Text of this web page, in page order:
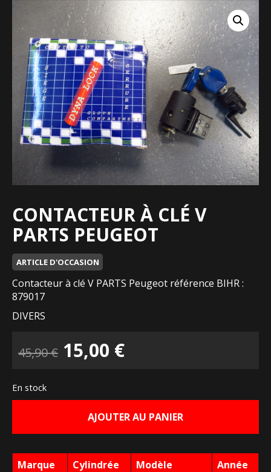
CONTACTEUR À CLÉ V
PARTS PEUGEOT
ARTICLE D'OCCASION
Contacteur à clé V PARTS Peugeot référence BIHR :
879017
DIVERS
45,90€ Le
initial
était :
45,90 €.
15,00 €Le
actuel
est :
15,00 €.
En stock
AJOUTER AU PANIER
Marque Cylindrée Modèle
Année